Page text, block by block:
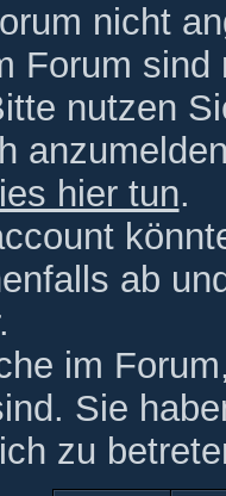
nicht
Forum
nutzen
hier tun.
ab
im
Sie
zu